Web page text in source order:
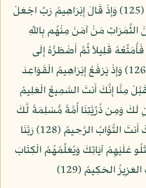
وَالْعَاكِفِينَ وَالرُّكَّعِ السُّجُودِ (125) وَإِذْ قَالَ إِبْرَاهِيمُ رَبِّ اجْعَلْ
الثَّمَرَاتِ مَنْ آمَنَ مِنْهُم بِاللّهِ
قَلِيلاً ثُمَّ أَضْطَرُّهُ إِلَى
عَذَابِ النَّارِ وَبِئْسَ الْمَصِيرُ (126) وَإِذْ يَرْفَعُ إِبْرَاهِيمُ الْقَوَاعِدَ
مِنَّا إِنَّكَ أَنتَ السَّمِيعُ الْعَلِيمُ
لَكَ وَمِن ذُرِّيَّتِنَا أُمَّةً مُّسْلِمَةً لَّكَ
وَأَرِنَا مَنَاسِكَنَا وَتُبْ عَلَيْنَآ إِنَّكَ أَنتَ التَّوَّابُ الرَّحِيمُ (128) رَبَّنَا
عَلَيْهِمْ آيَاتِكَ وَيُعَلِّمُهُمُ الْكِتَابَ
الحَكِيمُ (129)